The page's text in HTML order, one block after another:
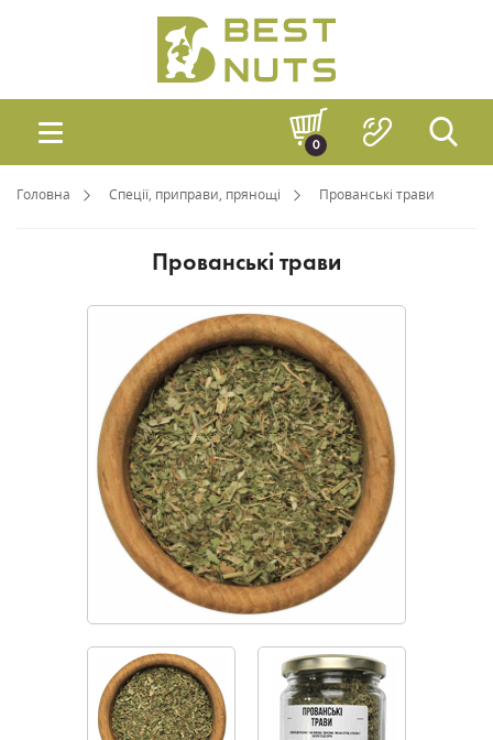
0
Головна Спеції, приправи, прянощі Прованські трави
Прованські трави